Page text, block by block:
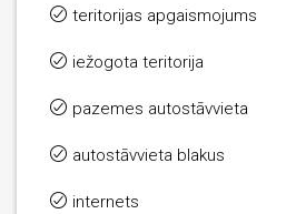
teritorijas apgaismojums
iežogota teritorija
pazemes autostāvvieta
autostāvvieta blakus
internets